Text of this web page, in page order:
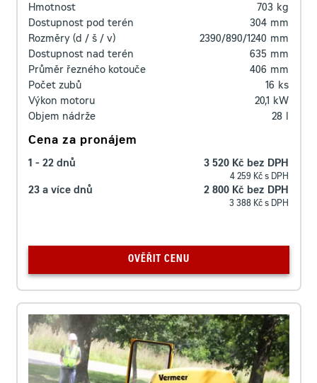
Hmotnost 703 kg
Dostupnost pod terén
304 mm
Rozměry (d / š / v)
2390/890/1240 mm
Dostupnost nad terén
635 mm
Průměr řezného kotouče
406 mm
Počet zubů
16 ks
Výkon motoru
20,1 kW
Objem nádrže
28 l
Cena za pronájem
1 - 22 dnů 3 520 Kč bez DPH
4 259 Kč s DPH
23 a více dnů 2 800 Kč bez DPH
3 388 Kč s DPH
OVĚŘIT CENU